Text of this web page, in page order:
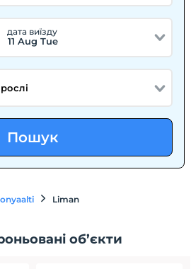
дата виїзду
11 Aug Tue
Пошук
Liman
об’єкти